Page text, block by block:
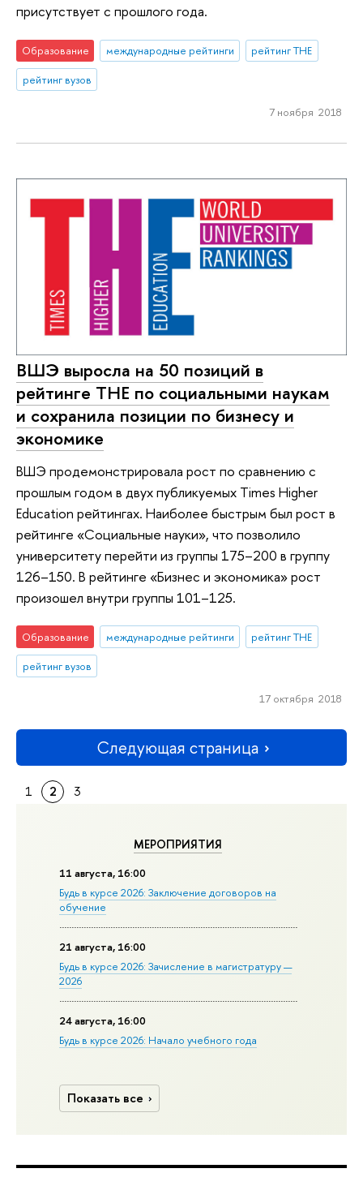
МЕРОПРИЯТИЯ
11 августа, 16:00
Будь в курсе 2026: Заключение договоров на
обучение
21 августа, 16:00
Будь в курсе 2026: Зачисление в магистратуру —
2026
24 августа, 16:00
Будь в курсе 2026: Начало учебного года
Показать все
присутствует с прошлого года.
Образование международные рейтинги
рейтинг THE
рейтинг вузов
7 ноября 2018
ВШЭ выросла на 50 позиций в
рейтинге ТНЕ по социальными наукам
и сохранила позиции по бизнесу и
экономике
ВШЭ продемонстрировала рост по сравнению с
прошлым годом в двух публикуемых Times Higher
Education рейтингах. Наиболее быстрым был рост в
рейтинге «Социальные науки», что позволило
университету перейти из группы 175–200 в группу
126–150. В рейтинге «Бизнес и экономика» рост
произошел внутри группы 101–125.
Образование международные рейтинги
рейтинг THE
рейтинг вузов
17 октября 2018
Следующая страница
1 2 3